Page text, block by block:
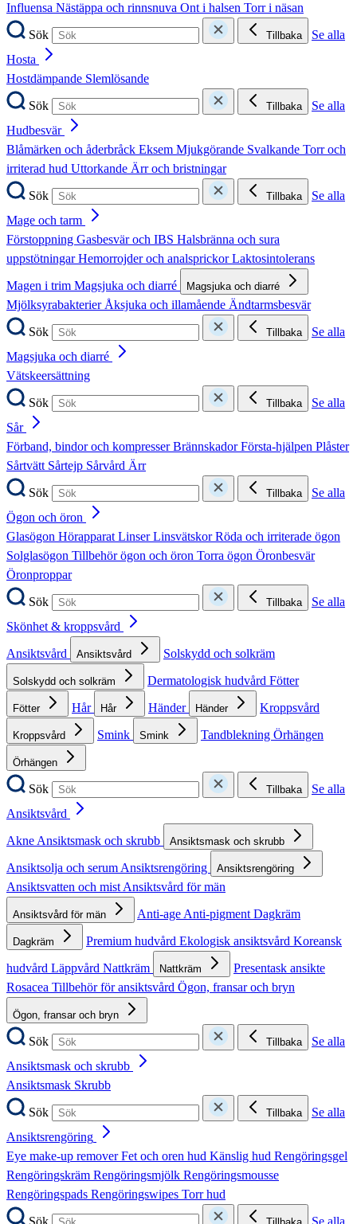
Influensa Nästäppa och rinnsnuva Ont i halsen Torr i näsan
Sök
Tillbaka
Se alla
Hosta
Hostdämpande Slemlösande
Sök
Tillbaka
Se alla
Hudbesvär
Blåmärken och åderbråck Eksem Mjukgörande Svalkande Torr och
irriterad hud Uttorkande Ärr och bristningar
Sök
Tillbaka
Se alla
Mage och tarm
Förstoppning Gasbesvär och IBS Halsbränna och sura
uppstötningarHemorrojder och analsprickorLaktosintolerans
Magen i trim Magsjuka och diarré Magsjuka och diarré
MjölksyrabakterierÅksjuka och illamående Ändtarmsbesvär
Sök
Tillbaka
Se alla
Magsjuka och diarré
Vätskeersättning
Sök
Tillbaka
Se alla
Sår
Förband, bindor och kompresserBrännskadorFörsta-hjälpen Plåster
Sårtvätt Sårtejp Sårvård Ärr
Sök
Tillbaka
Se alla
Ögon och öron
Glasögon HörapparatLinserLinsvätskorRöda och irriterade ögon
Solglasögon Tillbehör ögon och öron Torra ögon Öronbesvär
Öronproppar
Sök
Tillbaka
Se alla
Skönhet & kroppsvård
Ansiktsvård
Ansiktsvård Solskydd och solkräm
Solskydd och solkräm Dermatologisk hudvård Fötter
Fötter Hår Hår Händer Händer Kroppsvård
Kroppsvård Smink Smink Tandblekning Örhängen
Örhängen
Sök Tillbaka
Se alla
Ansiktsvård
AkneAnsiktsmask och skrubb Ansiktsmask och skrubb
Ansiktsolja och serumAnsiktsrengöring Ansiktsrengöring
Ansiktsvatten och mistAnsiktsvård för män
Ansiktsvård för män Anti-ageAnti-pigmentDagkräm
Dagkräm Premium hudvård Ekologisk ansiktsvård Koreansk
hudvård Läppvård Nattkräm Nattkräm
Presentask ansikte
Rosacea Tillbehör för ansiktsvård Ögon, fransar och bryn
Ögon, fransar och bryn
Sök Tillbaka
Se alla
Ansiktsmask och skrubb
Ansiktsmask Skrubb
Sök
Tillbaka
Se alla
Ansiktsrengöring
Eye make-up removerFet och oren hud Känslig hud Rengöringsgel
Rengöringskräm Rengöringsmjölk Rengöringsmousse
Rengöringspads Rengöringswipes Torr hud